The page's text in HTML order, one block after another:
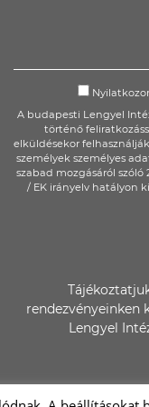
A budapesti Lengyel
történő
elküldésekor
személyek személyes
szabad mozgásáról szóló
/ EK irányelv hatályon
rendezvényeinken
Lengyel